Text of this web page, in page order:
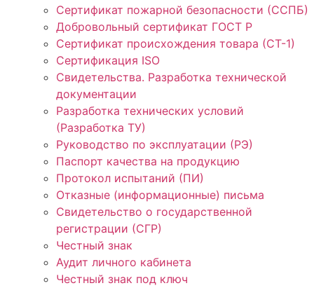
Сертификат пожарной безопасности (ССПБ)
Добровольный сертификат ГОСТ Р
Сертификат происхождения товара (СТ-1)
Сертификация ISO
Свидетельства. Разработка технической
документации
Разработка технических условий
(Разработка ТУ)
Руководство по эксплуатации (РЭ)
Паспорт качества на продукцию
Протокол испытаний (ПИ)
Отказные (информационные) письма
Свидетельство о государственной
регистрации (СГР)
Честный знак
Аудит личного кабинета
Честный знак под ключ